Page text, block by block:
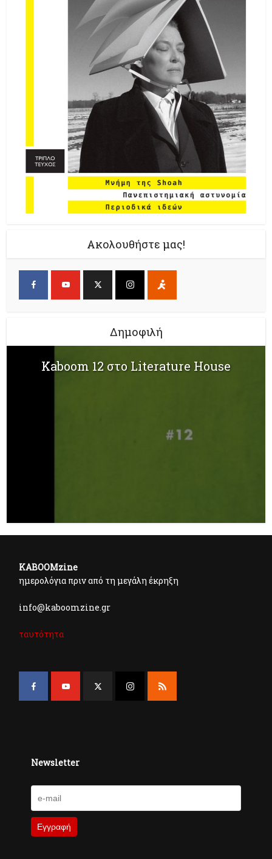
Ακολουθήστε μας!
Δημοφιλή
Kaboom 12 στο Literature House
KABOOMzine
ημερολόγια πριν από τη μεγάλη έκρηξη
info@kaboomzine.gr
ταυτότητα
Newsletter